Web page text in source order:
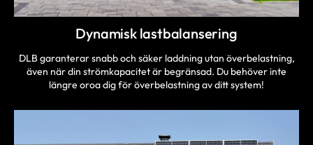
Dynamisk lastbalansering
DLB garanterar snabb och säker laddning utan överbelastning,
även när din strömkapacitet är begränsad. Du behöver inte
längre oroa dig för överbelastning av ditt system!